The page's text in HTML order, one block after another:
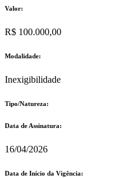
Valor:
R$ 100.000,00
Modalidade:
Inexigibilidade
Tipo/Natureza:
Data de Assinatura:
16/04/2026
Data de Início da Vigência: